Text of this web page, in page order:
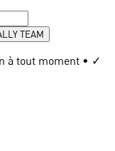
TEAM
à tout moment • ✓